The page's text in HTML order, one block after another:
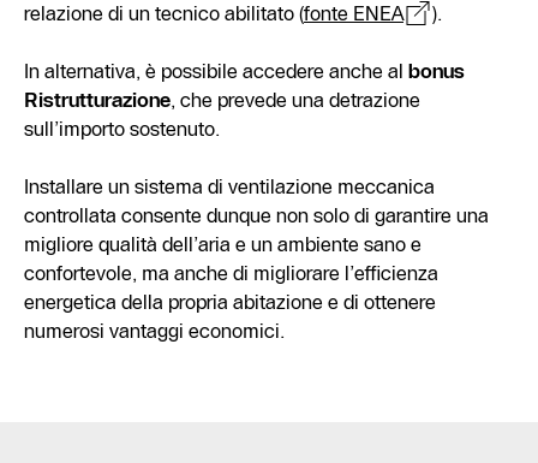
relazione di un tecnico abilitato (fonte ENEA ).
In alternativa, è possibile accedere anche al bonus
Ristrutturazione, che prevede una detrazione
sull’importo sostenuto.
Installare un sistema di ventilazione meccanica
controllata consente dunque non solo di garantire una
migliore qualità dell’aria e un ambiente sano e
confortevole, ma anche di migliorare l’efficienza
energetica della propria abitazione e di ottenere
numerosi vantaggi economici.